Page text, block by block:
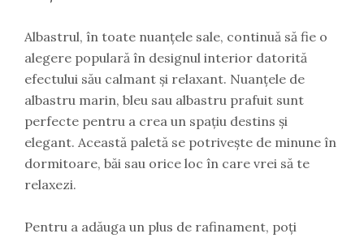
Albastrul, în toate nuanțele sale, continuă să fie o
alegere populară în designul interior datorită
efectului său calmant și relaxant. Nuanțele de
albastru marin, bleu sau albastru prafuit sunt
perfecte pentru a crea un spațiu destins și
elegant. Această paletă se potrivește de minune în
dormitoare, băi sau orice loc în care vrei să te
relaxezi.
Pentru a adăuga un plus de rafinament, poți